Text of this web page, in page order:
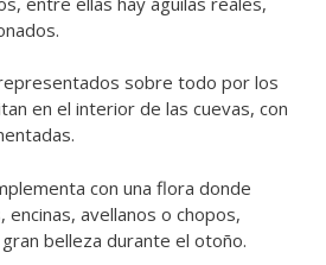
sobre todo por los
en el interior de las cuevas, con
con una flora donde
encinas, avellanos o chopos,
belleza durante el otoño.